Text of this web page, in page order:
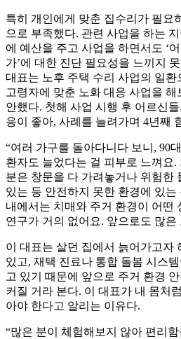
특히 개인에게 맞춘 집수리가 필요
으로 부족했다. 관련 사업을 하는
에 예산을 주고 사업을 하면서도 ‘
가’에 대한 진단 필요성을 느끼지
대표는 노후 주택 수리 사업의 일
고령자에 맞춘 노화 대응 사업을 해
안했다. 첫해 사업 시행 후 어르신
응이 좋아, 사례를 늘려가며 4년째
“여러 가구를 돌아다니다 보니, 90
환자도 늘었다는 걸 피부로 느껴요
분은 창문을 다 가려놓거나 위험한
있는 등 안전하지 못한 환경에 있
내에서는 치매와 주거 환경이 어떤
연구가 거의 없어요. 앞으로도 많
이 대표는 살던 집에서 늙어가고자
있고, 재택 진료나 통합 돌봄 시스
고 있기 때문에 앞으로 주거 환경
커질 거라 본다. 이 대표가 내 몸처
아야 한다고 알리는 이유다.
“많은 분이 체험해보지 않아 편리